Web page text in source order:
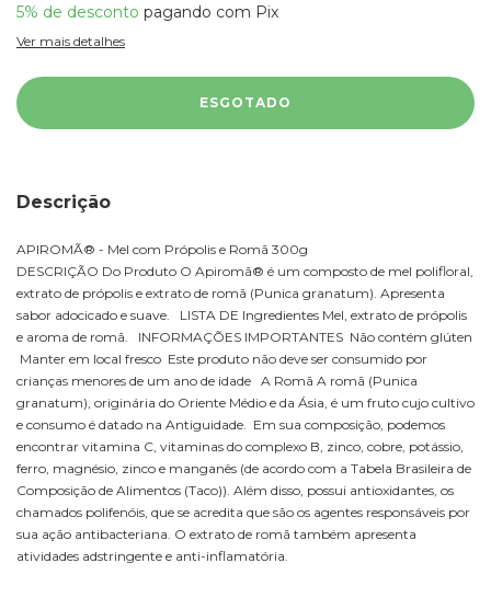
5% de desconto pagando com Pix
Ver mais detalhes
Descrição
APIROMÃ® - Mel com Própolis e Romã 300g
DESCRIÇÃO Do Produto O Apiromã® é um composto de mel polifloral,
extrato de própolis e extrato de romã (Punica granatum). Apresenta
sabor adocicado e suave. LISTA DE Ingredientes Mel, extrato de própolis
e aroma de romã. INFORMAÇÕES IMPORTANTES Não contém glúten
Manter em local fresco Este produto não deve ser consumido por
crianças menores de um ano de idade A Romã A romã (Punica
granatum), originária do Oriente Médio e da Ásia, é um fruto cujo cultivo
e consumo é datado na Antiguidade. Em sua composição, podemos
encontrar vitamina C, vitaminas do complexo B, zinco, cobre, potássio,
ferro, magnésio, zinco e manganês (de acordo com a Tabela Brasileira de
Composição de Alimentos (Taco)). Além disso, possui antioxidantes, os
chamados polifenóis, que se acredita que são os agentes responsáveis por
sua ação antibacteriana. O extrato de romã também apresenta
atividades adstringente e anti-inflamatória.